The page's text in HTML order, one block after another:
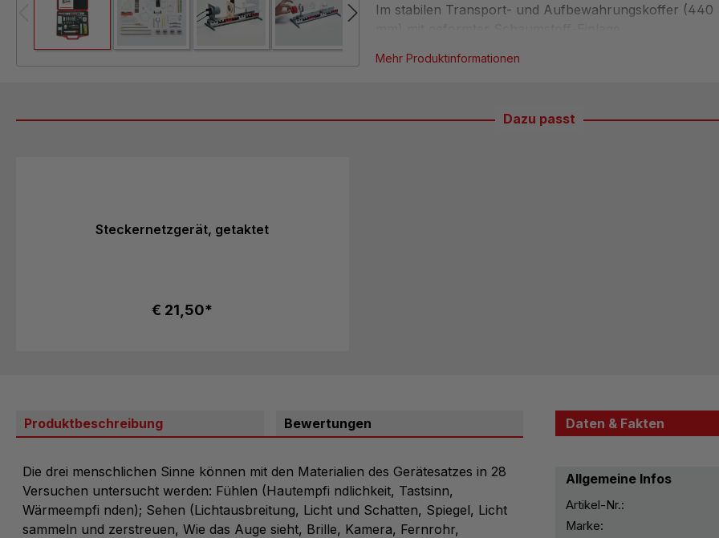
Im stabilen Transport- und Aufbewahrungskoffer (440
Reagenzglasbürste
Mehr Produktinformationen
Dazu passt
Steckernetzgerät, getaktet
€ 21,50*
Produktbeschreibung Bewertungen
Die drei menschlichen Sinne können mit den Materialien des Gerätesatzes in 28
Versuchen untersucht werden: Fühlen (Hautempfi ndlichkeit, Tastsinn,
Wärmeempfi nden); Sehen (Lichtausbreitung, Licht und Schatten, Spiegel, Licht
sammeln und zerstreuen, Wie das Auge sieht, Brille, Kamera, Fernrohr,
Daten & Fakten
Allgemeine Infos
Artikel-Nr.:
Marke: